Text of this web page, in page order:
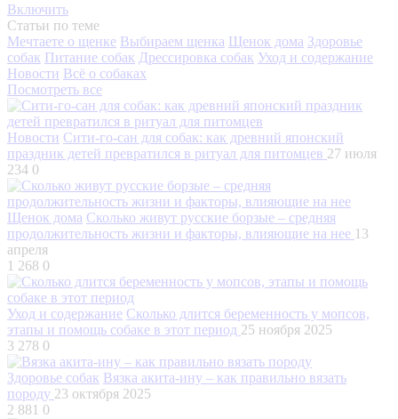
Включить
Статьи по теме
Мечтаете о щенке Выбираем щенка Щенок дома Здоровье
собак Питание собак Дрессировка собак Уход и содержание
Новости Всё о собаках
Посмотреть все
Новости Сити-го-сан для собак: как древний японский
праздник детей превратился в ритуал для питомцев 27 июля
234 0
Щенок дома Сколько живут русские борзые – средняя
продолжительность жизни и факторы, влияющие на нее 13
апреля
1 268 0
Уход и содержание Сколько длится беременность у мопсов,
этапы и помощь собаке в этот период 25 ноября 2025
3 278 0
Здоровье собак Вязка акита-ину – как правильно вязать
породу 23 октября 2025
2 881 0